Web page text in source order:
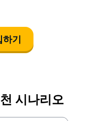
하기
시나리오